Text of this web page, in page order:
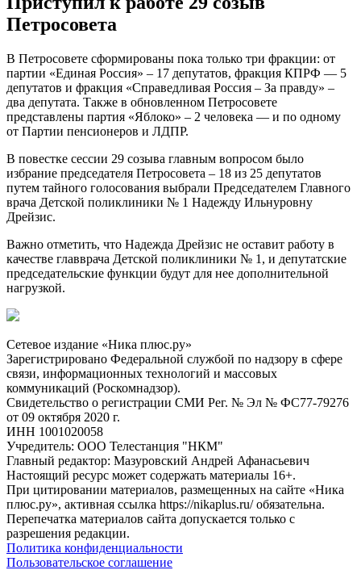
Петросовета
В Петросовете сформированы пока только три фракции: от
партии «Единая Россия» – 17 депутатов, фракция КПРФ — 5
депутатов и фракция «Справедливая Россия – За правду» –
два депутата. Также в обновленном Петросовете
представлены партия «Яблоко» – 2 человека — и по одному
от Партии пенсионеров и ЛДПР.
В повестке сессии 29 созыва главным вопросом было
избрание председателя Петросовета – 18 из 25 депутатов
путем тайного голосования выбрали Председателем Главного
врача Детской поликлиники № 1 Надежду Ильнуровну
Дрейзис.
Важно отметить, что Надежда Дрейзис не оставит работу в
качестве главврача Детской поликлиники № 1, и депутатские
председательские функции будут для нее дополнительной
нагрузкой.
Сетевое издание «Ника плюс.ру»
Зарегистрировано Федеральной службой по надзору в сфере
связи, информационных технологий и массовых
коммуникаций (Роскомнадзор).
Свидетельство о регистрации СМИ Рег. № Эл № ФС77-79276
от 09 октября 2020 г.
ИНН 1001020058
Учредитель: ООО Телестанция "НКМ"
Главный редактор: Мазуровский Андрей Афанасьевич
Настоящий ресурс может содержать материалы 16+.
При цитировании материалов, размещенных на сайте «Ника
плюс.ру», активная ссылка https://nikaplus.ru/ обязательна.
Перепечатка материалов сайта допускается только с
разрешения редакции.
Политика конфиденциальности
Пользовательское соглашение